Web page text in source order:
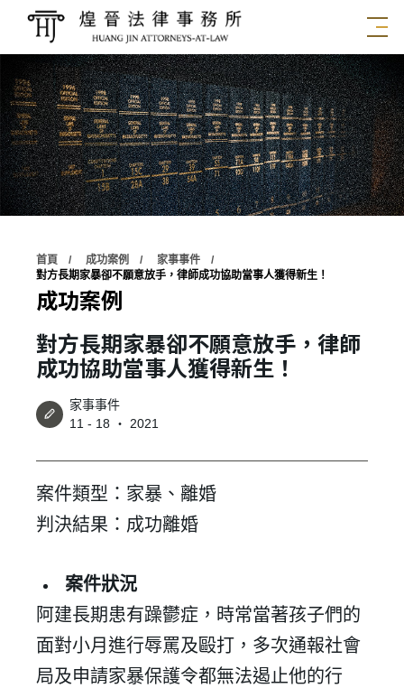
首頁 成功案例
家事事件
對方長期家暴卻不願意放手，律師成功協助當事人獲得新生！
成功案例
對方長期家暴卻不願意放手，律師
成功協助當事人獲得新生！
家事事件
11 - 18 ‧ 2021
案件類型：家暴、離婚
判決結果：成功離婚
案件狀況
阿建長期患有躁鬱症，時常當著孩子們的
面對小月進行辱罵及毆打，多次通報社會
局及申請家暴保護令都無法遏止他的行